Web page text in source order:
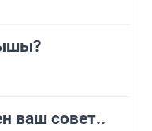
ваш совет..